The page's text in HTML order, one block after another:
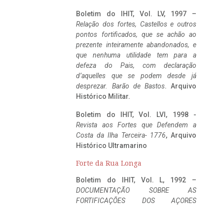
Boletim do IHIT, Vol. LV, 1997 –
Relação dos fortes, Castellos e outros
pontos fortificados, que se achão ao
prezente inteiramente abandonados, e
que nenhuma utilidade tem para a
defeza do Pais, com declaração
d’aquelles que se podem desde já
desprezar. Barão de Bastos. Arquivo
Histórico Militar.
Boletim do IHIT, Vol. LVI, 1998 -
Revista aos Fortes que Defendem a
Costa da Ilha Terceira- 1776, Arquivo
Histórico Ultramarino
Forte da Rua Longa
Boletim do IHIT, Vol. L, 1992 –
DOCUMENTAÇÃO SOBRE AS
FORTIFICAÇÕES DOS AÇORES